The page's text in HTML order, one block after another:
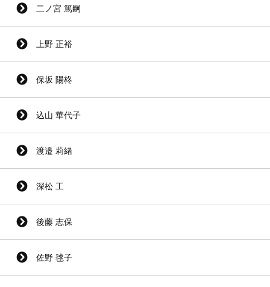
二ノ宮 篤嗣
上野 正裕
保坂 陽柊
込山 華代子
渡邉 莉緒
深松 工
後藤 志保
佐野 毬子